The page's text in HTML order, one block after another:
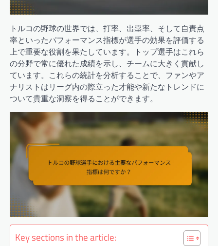
トルコの野球の世界では、打率、出塁率、そして自責点
率といったパフォーマンス指標が選手の効果を評価する
上で重要な役割を果たしています。トップ選手はこれら
の分野で常に優れた成績を示し、チームに大きく貢献し
ています。これらの統計を分析することで、ファンやア
ナリストはリーグ内の際立った才能や新たなトレンドに
ついて貴重な洞察を得ることができます。
Key sections in the article: